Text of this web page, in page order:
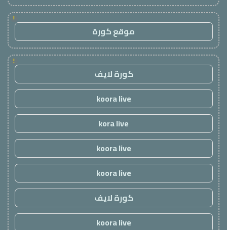
!
موقع كورة
!
كورة لايف
koora live
kora live
koora live
koora live
كورة لايف
koora live